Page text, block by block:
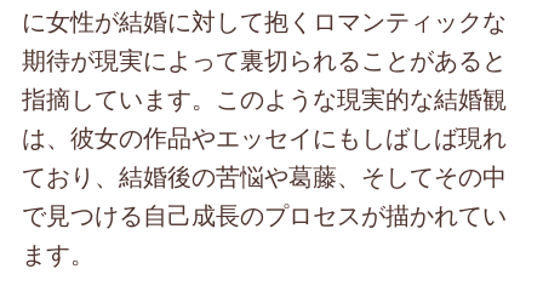
に女性が結婚に対して抱くロマンティックな
期待が現実によって裏切られることがあると
指摘しています。このような現実的な結婚観
は、彼女の作品やエッセイにもしばしば現れ
ており、結婚後の苦悩や葛藤、そしてその中
で見つける自己成長のプロセスが描かれてい
ます。